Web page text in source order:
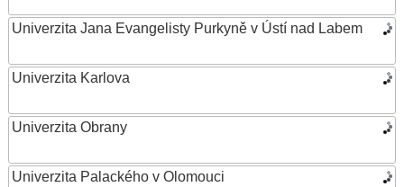
Univerzita Jana Evangelisty Purkyně v Ústí nad Labem
Univerzita Karlova
Univerzita Obrany
Univerzita Palackého v Olomouci